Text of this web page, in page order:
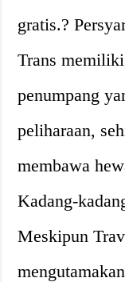
gratis.?
Trans
penumpang
peliharaan,
membawa
Kadang-
Meskipun